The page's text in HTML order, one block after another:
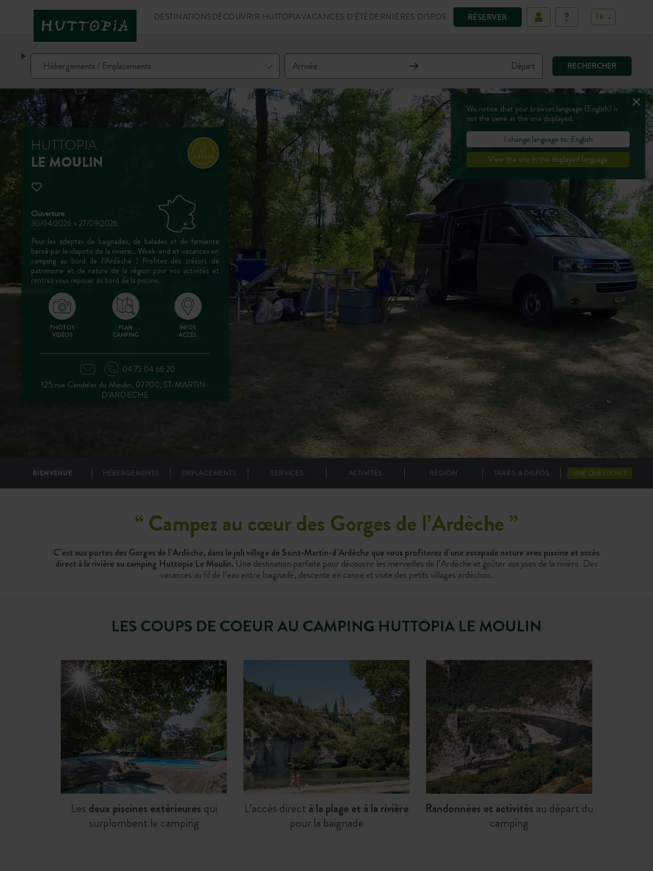
RÉSERVER
DESTINATIONSDÉCOUVRIR HUTTOPIAVACANCES D'ÉTÉDERNIÈRES DISPOS FR
RECHERCHER
HUTTOPIA
LE MOULIN
Ouverture
30/04/2026 > 27/09/2026
Pour les adeptes de baignades, de balades et de farniente
bercé par le clapotis de la rivière… Week-end et vacances en
camping au bord de l’Ardèche ! Profitez des trésors de
patrimoine et de nature de la région pour vos activités et
rentrez vous reposer au bord de la piscine.
PHOTOS
VIDÉOS
PLAN
CAMPING
INFOS
ACCÈS
04 75 04 66 20
125 rue Candelas du Moulin, 07700, ST-MARTIN-
D'ARDECHE
BIENVENUE HÉBERGEMENTS EMPLACEMENTS SERVICES ACTIVITÉS RÉGION TARIFS & DISPOS UNE QUESTION ?
“ Campez au cœur des Gorges de l’Ardèche”
C’est aux portes des Gorges de l’Ardèche, dans le joli village de Saint-Martin-d’Ardèche que vous profiterez d’une escapade nature avec piscine et accès
direct à la rivière au camping Huttopia Le Moulin. Une destination parfaite pour découvrir les merveilles de l’Ardèche et goûter aux joies de la rivière. Des
vacances au fil de l’eau entre baignade, descente en canoë et visite des petits villages ardéchois.
LES COUPS DE COEUR AU CAMPING HUTTOPIA LE MOULIN
Les deux piscines extérieures qui
surplombent le camping
L’accès direct à la plage et à la rivière
pour la baignade
Randonnées et activités au départ du
camping
We notice that your browser language (English) is
not the same as the one displayed.
I change language to: English
View the site in the displayed language